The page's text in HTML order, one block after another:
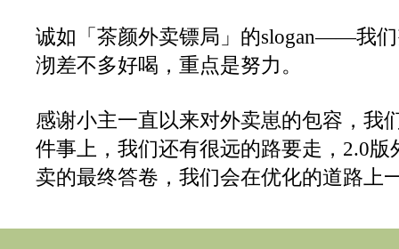
诚如「茶颜外卖镖局」的slogan——我
沏差不多好喝，重点是努力。
感谢小主一直以来对外卖崽的包容，我
件事上，我们还有很远的路要走，2.0版
卖的最终答卷，我们会在优化的道路上